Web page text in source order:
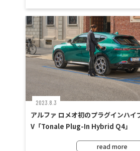
2023.8.3
アルファ ロメオ初のプラグインハイ
V「Tonale Plug-In Hybrid Q4」
read more